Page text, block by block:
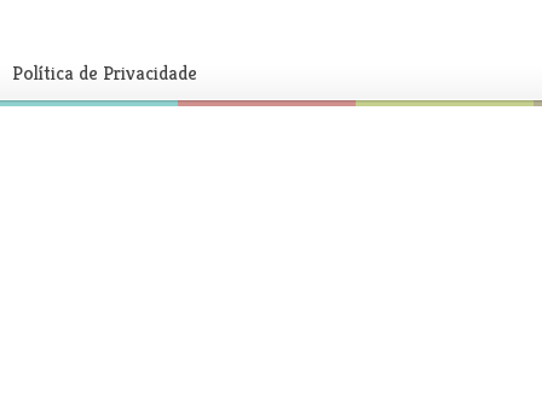
Política de Privacidade